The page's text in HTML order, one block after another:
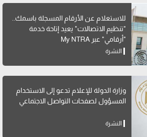
للاستعلام عن الأرقام المسجلة باسمك..
"تنظيم الاتصالات" يعيد إتاحة خدمة
"أرقامي" عبر My NTRA
النشرة
وزارة الدولة للإعلام تدعو إلى الاستخدام
المسؤول لصفحات التواصل الاجتماعي
النشرة